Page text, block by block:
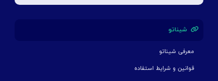
شیناتو
معرفی شیناتو
قوانین و شرایط استفاده